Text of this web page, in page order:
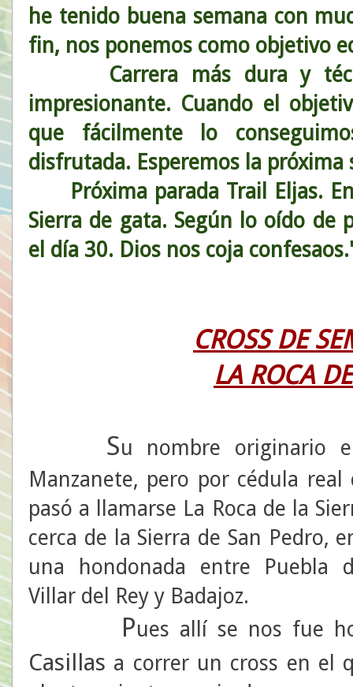
he tenido buena semana con
fin, nos ponemos como objetivo
Carrera más dura y
impresionante. Cuando el
que fácilmente lo
disfrutada. Esperemos la
Próxima parada Trail Eljas. En
Sierra de gata. Según lo oído de
el día 30. Dios nos coja
CROSS DE
LA ROCA
Su nombre originario
Manzanete, pero por cédula real
pasó a llamarse La Roca de la
cerca de la Sierra de San Pedro,
una hondonada entre Puebla
Villar del Rey y Badajoz.
Pues allí se nos fue
Casillas a correr un cross en el